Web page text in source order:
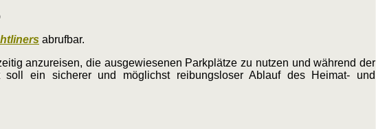
abrufbar.
anzureisen, die ausgewiesenen Parkplätze zu nutzen und während der
soll ein sicherer und möglichst reibungsloser Ablauf des Heimat- und